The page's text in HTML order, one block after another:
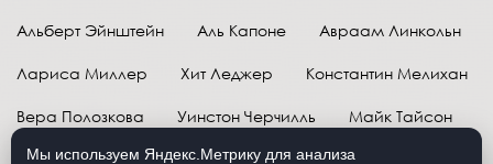
Альберт Эйнштейн Аль Капоне Авраам Линкольн
Лариса Миллер Хит Леджер Константин Мелихан
Вера Полозкова Уинстон Черчилль Майк Тайсон
Марк Твен Расул Гамзатов Грег Плитт
Мы используем Яндекс.Метрику для анализа